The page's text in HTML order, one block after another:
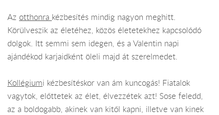
Az otthonra kézbesítés mindig nagyon meghitt.
Körülveszik az életéhez, közös életetekhez kapcsolódó
dolgok. Itt semmi sem idegen, és a Valentin napi
ajándékod karjaidként öleli majd át szerelmedet.
Kollégiumi kézbesítéskor van ám kuncogás! Fiatalok
vagytok, előttetek az élet, élvezzétek azt! Sose feledd,
az a boldogabb, akinek van kitől kapni, illetve van kinek